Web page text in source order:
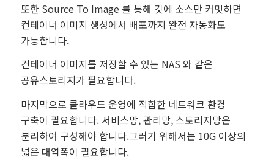
또한 Source To Image 를 통해 깃에 소스만 커밋하면
컨테이너 이미지 생성에서 배포까지 완전 자동화도
가능합니다.
컨테이너 이미지를 저장할 수 있는 NAS 와 같은
공유스토리지가 필요합니다.
마지막으로 클라우드 운영에 적합한 네트워크 환경
구축이 필요합니다. 서비스망, 관리망, 스토리지망은
분리하여 구성해야 합니다.그러기 위해서는 10G 이상의
넓은 대역폭이 필요합니다.